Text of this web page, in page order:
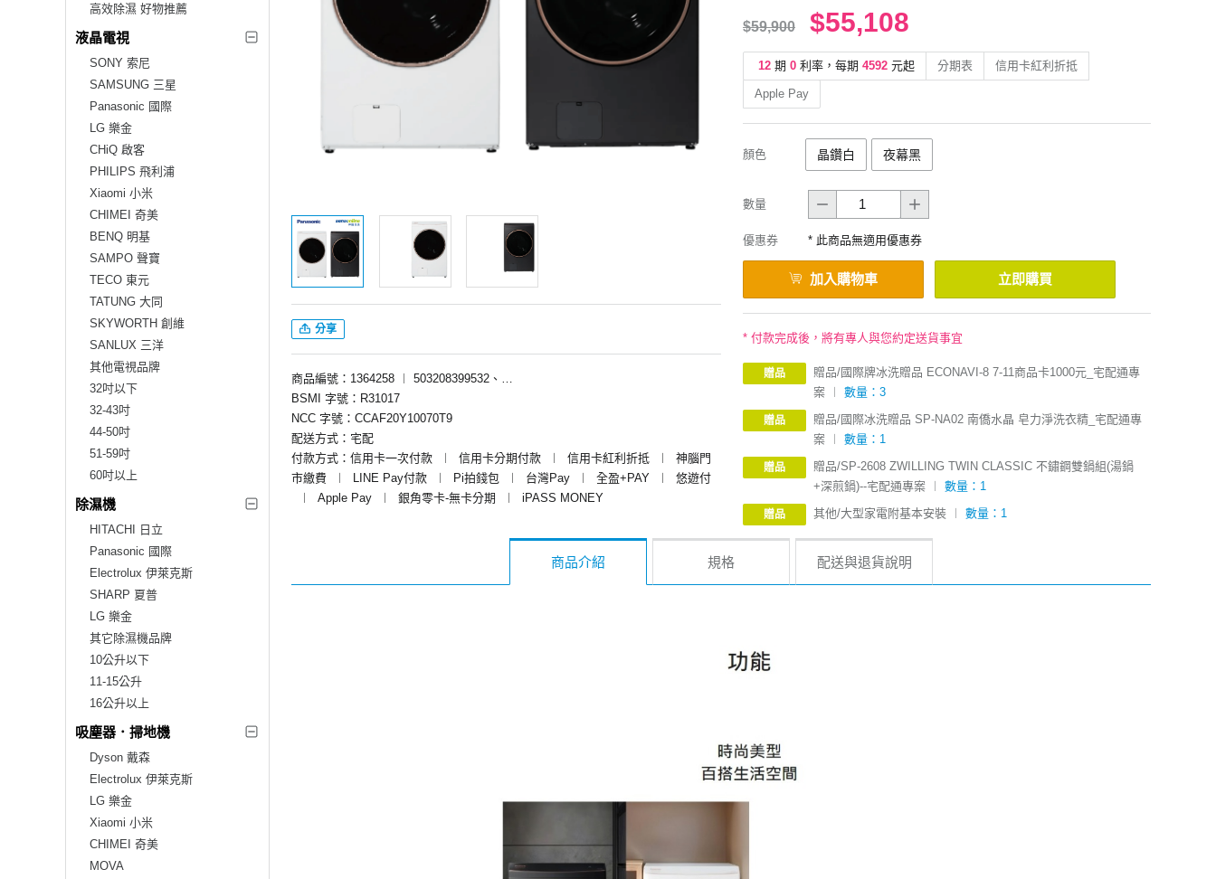
高效除濕 好物推薦
液晶電視
SONY 索尼
SAMSUNG 三星
Panasonic 國際
LG 樂金
CHiQ 啟客
PHILIPS 飛利浦
Xiaomi 小米
CHIMEI 奇美
BENQ 明基
SAMPO 聲寶
TECO 東元
TATUNG 大同
SKYWORTH 創維
SANLUX 三洋
其他電視品牌
32吋以下
32-43吋
44-50吋
51-59吋
60吋以上
除濕機
HITACHI 日立
Panasonic 國際
Electrolux 伊萊克斯
SHARP 夏普
LG 樂金
其它除濕機品牌
10公升以下
11-15公升
16公升以上
吸塵器．掃地機
Dyson 戴森
Electrolux 伊萊克斯
LG 樂金
Xiaomi 小米
CHIMEI 奇美
MOVA
分享
商品編號：1364258 ︱
BSMI 字號：R31017
NCC 字號：CCAF20Y10070T9
配送方式：宅配
付款方式：信用卡一次付款
︱ 信用卡分期付款 ︱ 信用卡紅利折抵 ︱
神腦門
市繳費
︱ LINE Pay付款 ︱ Pi拍錢包 ︱ 台灣Pay ︱ 全盈+PAY ︱
悠遊付
︱
Apple Pay ︱ 銀角零卡-無卡分期 ︱ iPASS MONEY
$59,900 $55,108
12 期 0 利率，每期 4592 元起 分期表 信用卡紅利折抵
Apple Pay
顏色 晶鑽白 夜幕黑
數量
優惠券 * 此商品無適用優惠券
加入購物車 立即購買
* 付款完成後，將有專人與您約定送貨事宜
贈品
贈品/國際牌冰洗贈品 ECONAVI-8 7-11商品卡1000元_宅配通專
案
︱ 數量：3
贈品
贈品/國際冰洗贈品 SP-NA02 南僑水晶 皂力淨洗衣精_宅配通專
案
︱ 數量：1
贈品
贈品/SP-2608 ZWILLING TWIN CLASSIC 不鏽鋼雙鍋組(湯鍋
+深煎鍋)--宅配通專案
︱ 數量：1
贈品 其他/大型家電附基本安裝 ︱ 數量：1
商品介紹 規格 配送與退貨說明